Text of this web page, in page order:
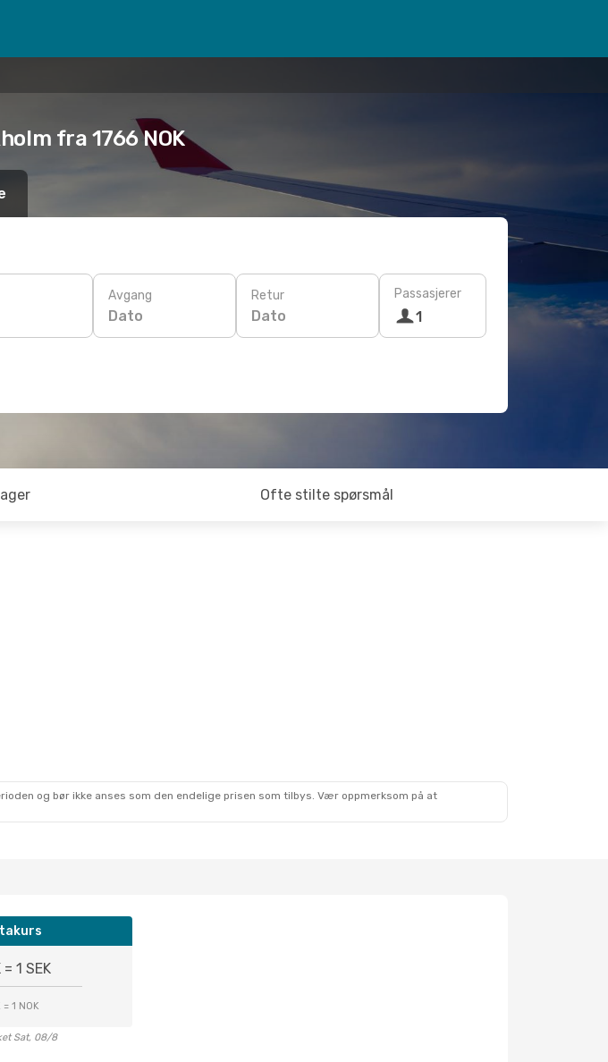
fra 1766 NOK
Avgang
Dato
Retur
Dato
Passasjerer
1
Ofte stilte spørsmål
og bør ikke anses som den endelige prisen som tilbys. Vær oppmerksom på at
= 1 SEK
= 1 NOK
Sat, 08/8